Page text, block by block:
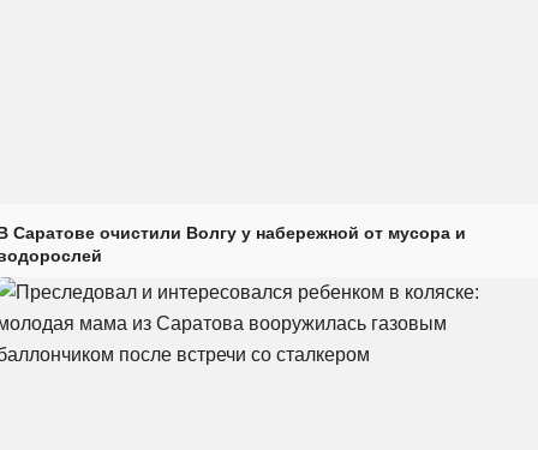
Саратове очистили Волгу у набережной от мусора и